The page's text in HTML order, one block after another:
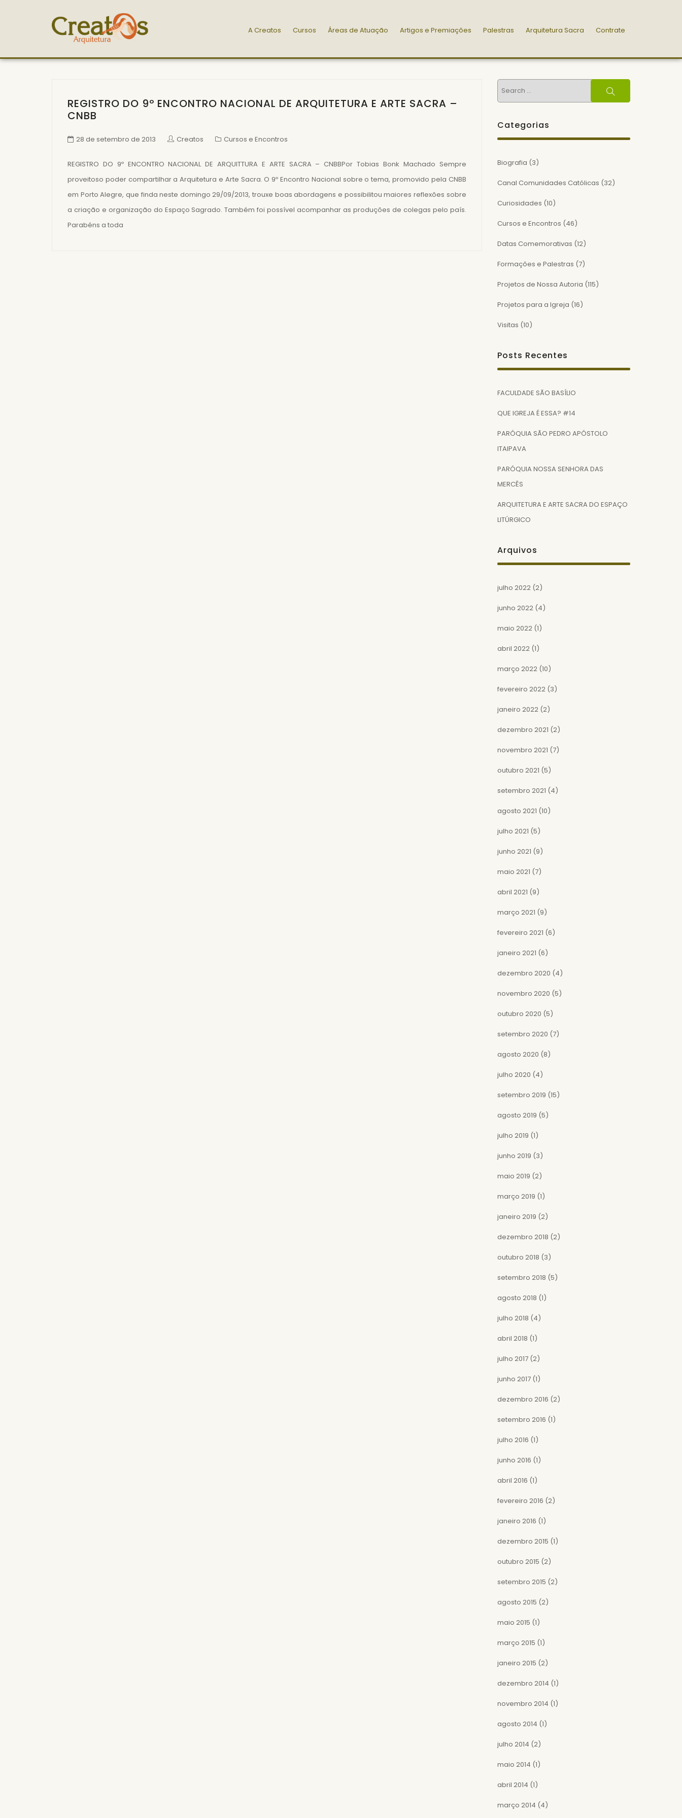
A Creatos Cursos Áreas de Atuação Artigos e Premiações Palestras Arquitetura Sacra Contrate
REGISTRO DO 9º ENCONTRO NACIONAL DE ARQUITETURA E ARTE SACRA –
CNBB
28 de setembro de 2013 Creatos Cursos e Encontros
REGISTRO DO 9º ENCONTRO NACIONAL DE ARQUITTURA E ARTE SACRA – CNBBPor Tobias Bonk Machado Sempre
proveitoso poder compartilhar a Arquitetura e Arte Sacra. O 9º Encontro Nacional sobre o tema, promovido pela CNBB
em Porto Alegre, que finda neste domingo 29/09/2013, trouxe boas abordagens e possibilitou maiores reflexões sobre
a criação e organização do Espaço Sagrado. Também foi possível acompanhar as produções de colegas pelo país.
Parabéns a toda
Search
for:
Search
Categorias
Biografia (3)
Canal Comunidades Católicas (32)
Curiosidades (10)
Cursos e Encontros (46)
Datas Comemorativas (12)
Formações e Palestras (7)
Projetos de Nossa Autoria (115)
Projetos para a Igreja (16)
Visitas (10)
Posts Recentes
FACULDADE SÃO BASÍLIO
QUE IGREJA É ESSA? #14
PARÓQUIA SÃO PEDRO APÓSTOLO
ITAIPAVA
PARÓQUIA NOSSA SENHORA DAS
MERCÊS
ARQUITETURA E ARTE SACRA DO ESPAÇO
LITÚRGICO
Arquivos
julho 2022(2)
junho 2022(4)
maio 2022(1)
abril 2022(1)
março 2022(10)
fevereiro 2022(3)
janeiro 2022(2)
dezembro 2021 (2)
novembro 2021 (7)
outubro 2021 (5)
setembro 2021 (4)
agosto 2021 (10)
julho 2021 (5)
junho 2021 (9)
maio 2021 (7)
abril 2021 (9)
março 2021 (9)
fevereiro 2021 (6)
janeiro 2021 (6)
dezembro 2020 (4)
novembro 2020 (5)
outubro 2020 (5)
setembro 2020 (7)
agosto 2020 (8)
julho 2020 (4)
setembro 2019 (15)
agosto 2019 (5)
julho 2019 (1)
junho 2019 (3)
maio 2019 (2)
março 2019 (1)
janeiro 2019 (2)
dezembro 2018 (2)
outubro 2018 (3)
setembro 2018 (5)
agosto 2018 (1)
julho 2018 (4)
abril 2018 (1)
julho 2017(2)
junho 2017(1)
dezembro 2016 (2)
setembro 2016 (1)
julho 2016 (1)
junho 2016 (1)
abril 2016 (1)
fevereiro 2016 (2)
janeiro 2016 (1)
dezembro 2015 (1)
outubro 2015 (2)
setembro 2015 (2)
agosto 2015 (2)
maio 2015 (1)
março 2015 (1)
janeiro 2015 (2)
dezembro 2014 (1)
novembro 2014 (1)
agosto 2014 (1)
julho 2014 (2)
maio 2014 (1)
abril 2014 (1)
março 2014 (4)